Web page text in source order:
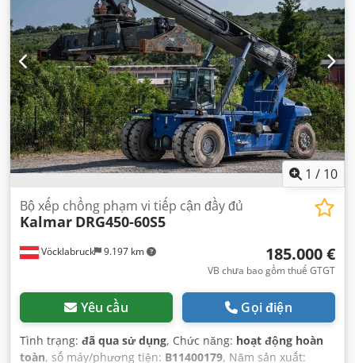
1 / 10
Vöcklabruck 9.197 km
Bộ xếp chồng phạm vi tiếp cận đầy đủ
Kalmar DRG450-60S5
185.000 €
VB chưa bao gồm thuế GTGT
Yêu cầu Gọi điện
Tình trạng: đã qua sử dụng, Chức năng: hoạt động hoàn
toàn, số máy/phương tiện: B11400179, Năm sản xuất: